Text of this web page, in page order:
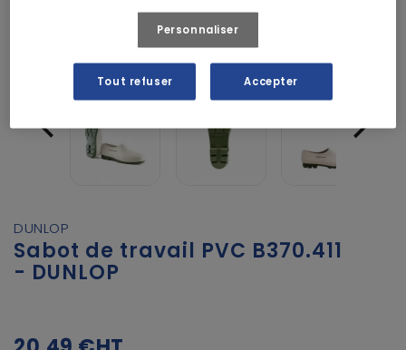
 
DUNLOP
Sabot de travail PVC B370.411
- DUNLOP
Personnaliser
Tout refuser Accepter